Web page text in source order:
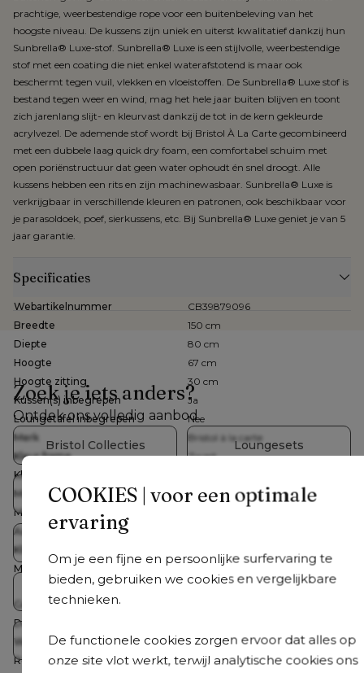
COOKIES | voor een optimale
ervaring
Om je een fijne en persoonlijke surfervaring te
bieden, gebruiken we cookies en vergelijkbare
technieken.
De functionele cookies zorgen ervoor dat alles op
onze site vlot werkt, terwijl analytische cookies ons
prachtige, weerbestendige rope voor een buitenbeleving van het
hoogste niveau. De kussens zijn uniek en uiterst kwalitatief dankzij hun
Sunbrella® Luxe-stof. Sunbrella® Luxe is een stijlvolle, weerbestendige
stof met een coating die niet enkel waterafstotend is maar ook
beschermt tegen vuil, vlekken en vloeistoffen. De Sunbrella® Luxe stof is
bestand tegen weer en wind, mag het hele jaar buiten blijven en toont
zich jarenlang slijt- en kleurvast dankzij de tot in de kern gekleurde
acrylvezel. De ademende stof wordt bij Bristol À La Carte gecombineerd
met een dubbele laag quick dry foam, een comfortabel schuim met
open poriënstructuur dat geen water ophoudt én snel droogt. Alle
kussens hebben een rits en zijn machinewasbaar. Sunbrella® Luxe is
verkrijgbaar in verschillende kleuren en patronen, ook beschikbaar voor
je parasoldoek, poef, sierkussens, etc. Bij Sunbrella® Luxe geniet je van 5
jaar garantie.
Specificaties
Webartikelnummer
CB39879096
Breedte
150 cm
Diepte
80 cm
Hoogte
67 cm
Hoogte zitting
30 cm
Kussen(s) inbegrepen
Ja
Loungetafel inbegrepen
Nee
Merk
Bristol à la carte
Kleur frame
Zwart
Kleur kussens
Materiaal zitting
Single textileen
Materiaal frame
Aantal personen
Kleur
Materiaal
All Weather Sunbrella® Luxe,
Aluminium, Rope, Textileen
Gemonteerd
Detailkleur kussen
Wasbare hoes
Nee
Roestvrij frame
Ja
Zoek je iets anders?
Ontdek ons volledig aanbod
Bristol Collecties Loungesets
Tuintafelsets Tuintafels
Crazy Deals